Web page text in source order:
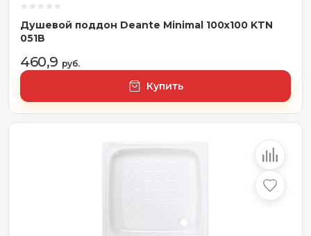
Душевой поддон Deante Minimal 100x100 KTN
051B
460,9 руб.
Купить